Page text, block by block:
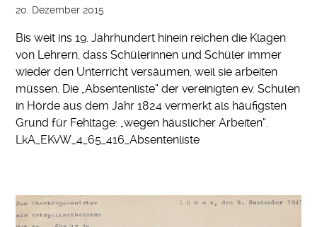
20. Dezember 2015
Bis weit ins 19. Jahrhundert hinein reichen die Klagen
von Lehrern, dass Schülerinnen und Schüler immer
wieder den Unterricht versäumen, weil sie arbeiten
müssen. Die „Absentenliste“ der vereinigten ev. Schulen
in Hörde aus dem Jahr 1824 vermerkt als häufigsten
Grund für Fehltage: „wegen häuslicher Arbeiten“.
LkA_EKvW_4_65_416_Absentenliste